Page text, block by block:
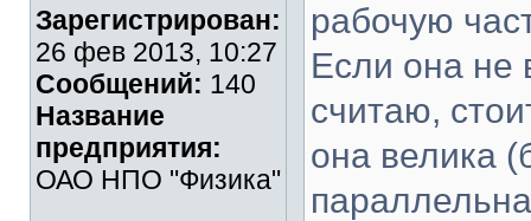
Зарегистрирован:
26 фев 2013, 10:27
Сообщений: 140
Название
предприятия:
ОАО НПО "Физика"
рабочую
Если она не
считаю,
она велика